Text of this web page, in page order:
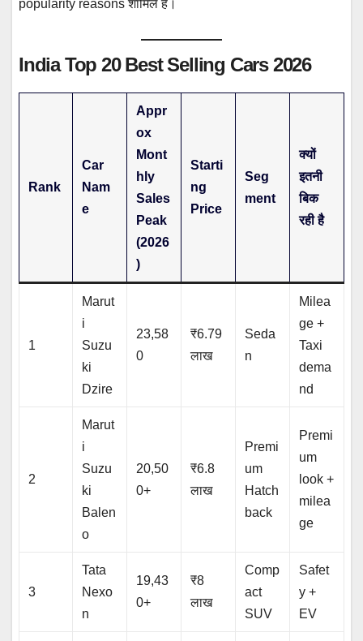
popularity reasons शामिल हैं।
India Top 20 Best Selling Cars 2026
Rank
Car
Nam
e
Appr
ox
Mont
hly
Sales
Peak
(2026
)
Starti
ng
Price
Seg
ment
क्यों
इतनी
बिक
रही है
1
Marut
i
Suzu
ki
Dzire
23,58
0
₹6.79
लाख
Seda
n
Milea
ge +
Taxi
dema
nd
2
Marut
i
Suzu
ki
Balen
o
20,50
0+
₹6.8
लाख
Premi
um
Hatch
back
Premi
um
look +
milea
ge
3
Tata
Nexo
n
19,43
0+
₹8
लाख
Comp
act
SUV
Safet
y +
EV